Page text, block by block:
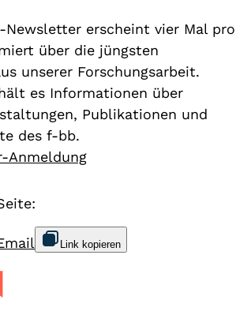
Newsletter erscheint vier Mal pro
über die jüngsten
unserer Forschungsarbeit.
es Informationen über
Publikationen und
des f-bb.
Anmeldung
Link kopieren